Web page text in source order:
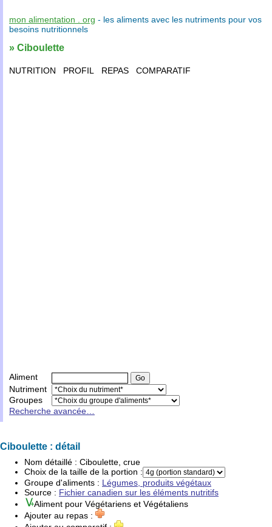
mon alimentation . org - les aliments avec les nutriments pour vos
besoins nutritionnels
» Ciboulette
NUTRITION PROFIL REPAS COMPARATIF
Aliment
Nutriment
Groupes
Recherche avancée…
Ciboulette : détail
Nom détaillé : Ciboulette, crue
Choix de la taille de la portion :
Groupe d'aliments : Légumes, produits végétaux
Source : Fichier canadien sur les éléments nutritifs
Aliment pour Végétariens et Végétaliens
Ajouter au repas :